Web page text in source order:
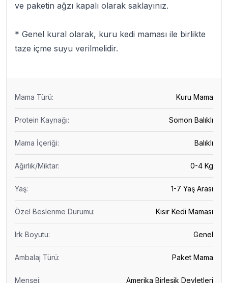
ve paketin ağzı kapalı olarak saklayınız.
* Genel kural olarak, kuru kedi maması ile birlikte
taze içme suyu verilmelidir.
Mama Türü: Kuru Mama
Protein Kaynağı: Somon Balıklı
Mama İçeriği: Balıklı
Ağırlık/Miktar: 0-4 Kg
Yaş: 1-7 Yaş Arası
Özel Beslenme Durumu: Kısır Kedi Maması
Irk Boyutu: Genel
Ambalaj Türü: Paket Mama
Menşei: Amerika Birleşik Devletleri